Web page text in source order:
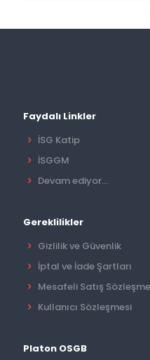
Faydalı Linkler
İSG Katip
İSGGM
Devam ediyor...
Gereklilikler
Gizlilik ve Güvenlik
İptal ve İade Şartları
Mesafeli Satış
Kullanıcı Sözleşmesi
Platon OSGB